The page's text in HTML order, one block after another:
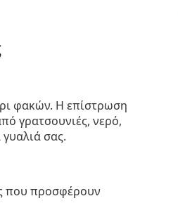
φακών. Η επίστρωση
γρατσουνιές, νερό,
σας.
που προσφέρουν